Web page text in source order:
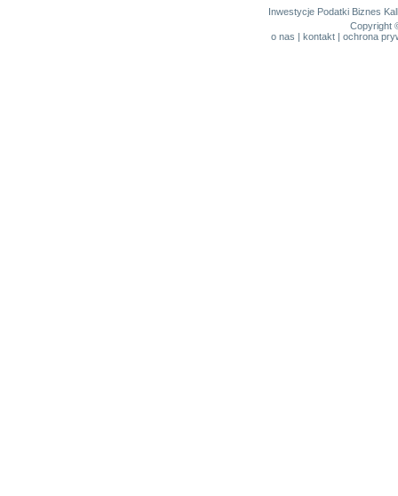
Inwestycje Podatki Biznes
Copyright
o nas | kontakt| ochrona